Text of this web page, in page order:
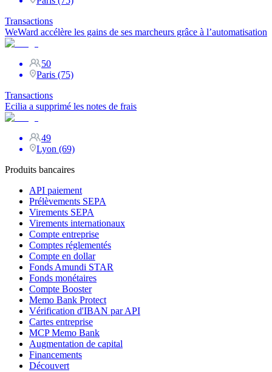
Transactions
WeWard accélère les gains de ses marcheurs grâce à l’automatisation
50
Paris (75)
Transactions
Ecilia a supprimé les notes de frais
49
Lyon (69)
Produits bancaires
API paiement
Prélèvements SEPA
Virements SEPA
Virements internationaux
Compte entreprise
Comptes réglementés
Compte en dollar
Fonds Amundi STAR
Fonds monétaires
Compte Booster
Memo Bank Protect
Vérification d'IBAN par API
Cartes entreprise
MCP Memo Bank
Augmentation de capital
Financements
Découvert